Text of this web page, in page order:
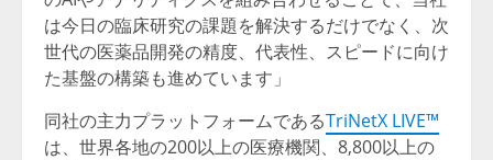
は今日の臨床研究の課題を解決するだけでなく、次
世代の医薬品開発の精度、代表性、スピードに向け
た基盤の構築も進めています」
同社の主力プラットフォームであるTriNetX LIVE™
は、世界各地の200以上の医療機関、8,800以上の